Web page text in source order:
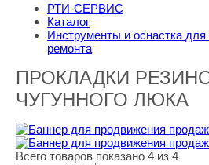
РТИ-СЕРВИС
Каталог
Инструменты и оснастка для
ремонта
ПРОКЛАДКИ
ЧУГУННОГО ЛЮКА
Всего товаров показано 4 из 4